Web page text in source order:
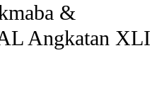
&
Angkatan XLI